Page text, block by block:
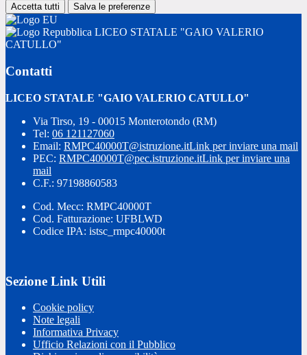
Accetta tutti Salva le preferenze
LICEO STATALE "GAIO VALERIO
CATULLO"
Contatti
LICEO STATALE "GAIO VALERIO CATULLO"
Via Tirso, 19 - 00015 Monterotondo (RM)
Tel: 06 121127060
Email: RMPC40000T@istruzione.itLink per inviare una mail
PEC: RMPC40000T@pec.istruzione.itLink per inviare una
mail
C.F.: 97198860583
Cod. Mecc: RMPC40000T
Cod. Fatturazione: UFBLWD
Codice IPA: istsc_rmpc40000t
Sezione Link Utili
Cookie policy
Note legali
Informativa Privacy
Ufficio Relazioni con il Pubblico